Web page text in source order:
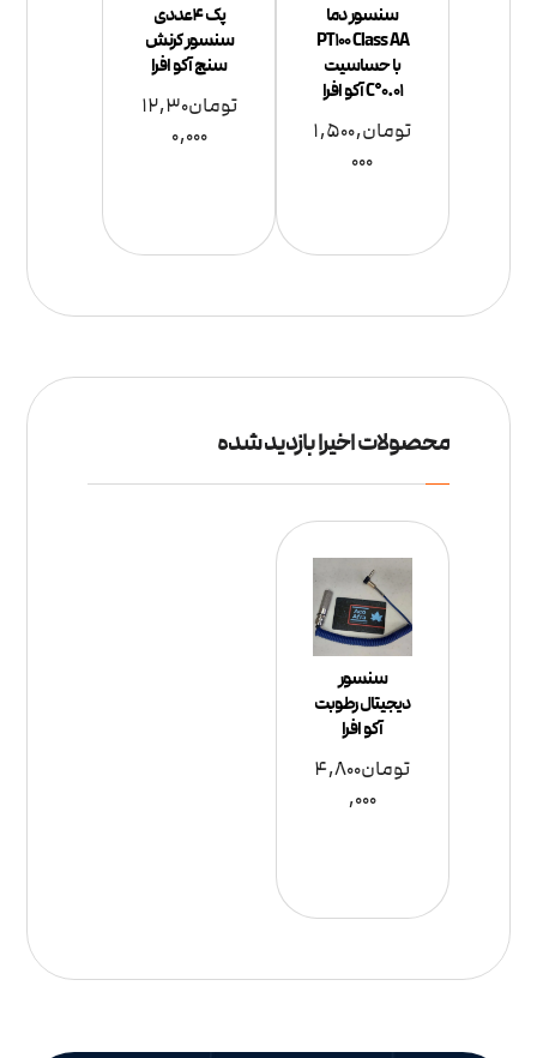
سنسور دما
PT100 Class AA
با حساسیت
0.01°C آکو افرا
تومان1,500,
000
پک 4عددی
سنسور کرنش
سنج آکو افرا
تومان12,30
0,000
محصولات اخیرا بازدید شده
سنسور
دیجیتال رطوبت
آکو افرا
تومان4,800
,000